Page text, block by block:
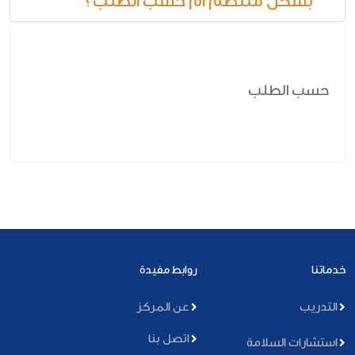
حسب الطلب
خدماتنا
التدريب
استشارات السلامة
روابط مفيدة
عن المركز
اتصل بنا